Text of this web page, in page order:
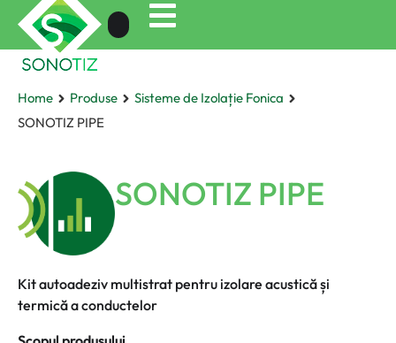
Home Produse
Sisteme de Izolație Fonica
SONOTIZ PIPE
SONOTIZ PIPE
Kit autoadeziv multistrat pentru izolare acustică și
termică a conductelor